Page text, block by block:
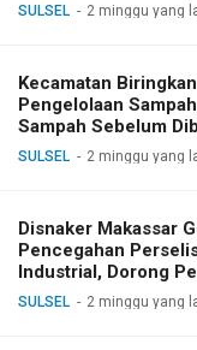
SULSEL 2 minggu yang
Kecamatan
Pengelolaan
Sampah Sebelum
SULSEL 2 minggu yang
Disnaker Makassar
Pencegahan
Industrial, Dorong
Dialog
SULSEL 2 minggu yang